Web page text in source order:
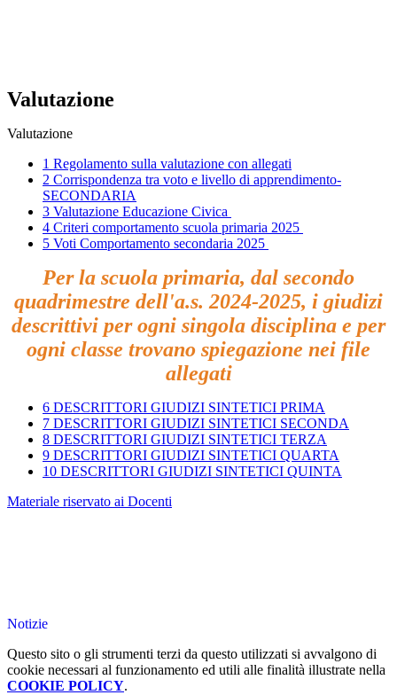
Valutazione
Valutazione
1 Regolamento sulla valutazione con allegati
2 Corrispondenza tra voto e livello di apprendimento-
SECONDARIA
3 Valutazione Educazione Civica
4 Criteri comportamento scuola primaria 2025
5 Voti Comportamento secondaria 2025
Per la scuola primaria, dal secondo
quadrimestre dell'a.s. 2024-2025, i giudizi
descrittivi per ogni singola disciplina e per
ogni classe trovano spiegazione nei file
allegati
6 DESCRITTORI GIUDIZI SINTETICI PRIMA
7 DESCRITTORI GIUDIZI SINTETICI SECONDA
8 DESCRITTORI GIUDIZI SINTETICI TERZA
9 DESCRITTORI GIUDIZI SINTETICI QUARTA
10 DESCRITTORI GIUDIZI SINTETICI QUINTA
Materiale riservato ai Docenti
Notizie
Questo sito o gli strumenti terzi da questo utilizzati si avvalgono di
cookie necessari al funzionamento ed utili alle finalità illustrate nella
COOKIE POLICY.